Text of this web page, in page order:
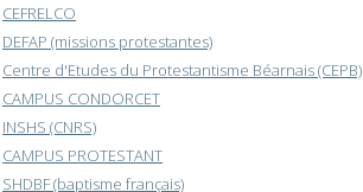
CEFRELCO
DEFAP (missions protestantes)
Centre d'Etudes du Protestantisme Béarnais (CEPB)
CAMPUS CONDORCET
INSHS (CNRS)
CAMPUS PROTESTANT
SHDBF (baptisme français)